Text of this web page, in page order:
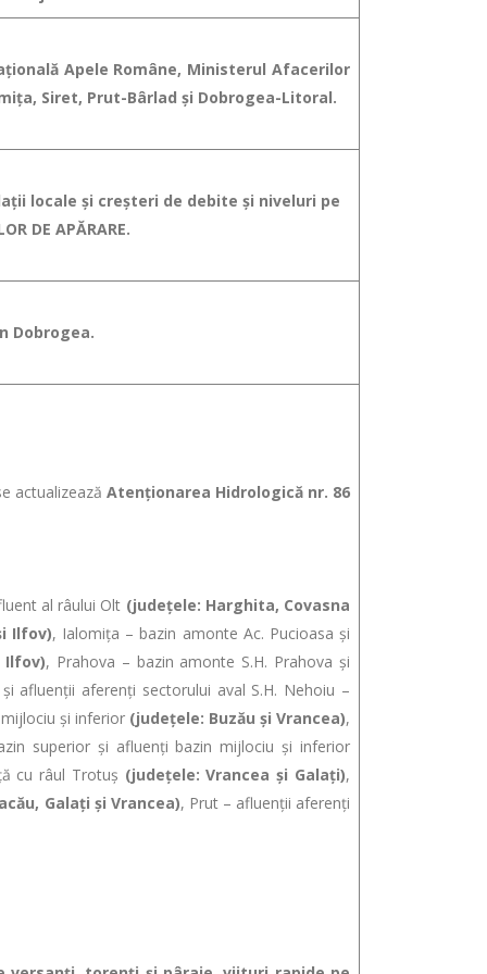
Apele Române, Ministerul Afacerilor
Siret, Prut-Bârlad și Dobrogea-Litoral.
locale şi creşteri de debite şi niveluri pe
DE APĂRARE.
Dobrogea.
actualizează Atenţionarea Hidrologică nr. 86
al râului Olt (judeţele: Harghita, Covasna
Ilfov), Ialomiţa – bazin amonte Ac. Pucioasa şi
Ilfov), Prahova – bazin amonte S.H. Prahova şi
afluenţii aferenţi sectorului aval S.H. Nehoiu –
şi inferior (judeţele: Buzău şi Vrancea),
superior şi afluenţi bazin mijlociu şi inferior
cu râul Trotuş (judeţele: Vrancea şi Galaţi),
Galaţi şi Vrancea), Prut – afluenţii aferenţi